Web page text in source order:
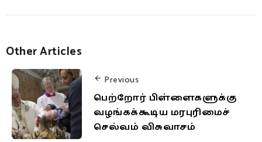
Other Articles
Previous
பெற்றோர் பிள்ளைகளுக்கு
வழங்கக்கூடிய மரபுரிமைச்
செல்வம் விசுவாசம்